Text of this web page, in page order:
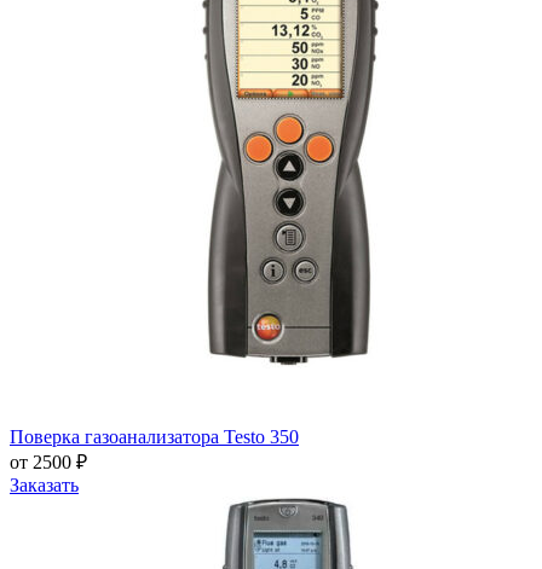
Поверка газоанализатора Testo 350
от 2500 ₽
Заказать